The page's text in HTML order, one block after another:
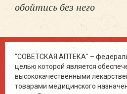
обойтись без него
"СОВЕТСКАЯ АПТЕКА" –
целью которой является
высококачественными
товарами медицинского